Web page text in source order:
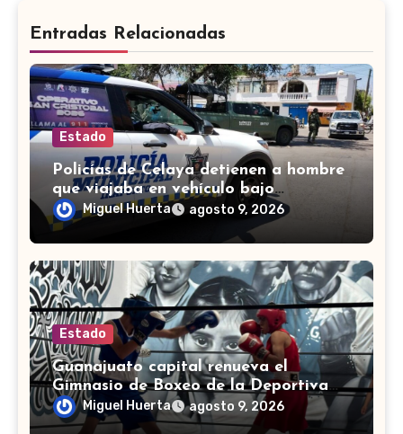
Entradas Relacionadas
Estado
Policías de Celaya detienen a hombre
que viajaba en vehículo bajo
investigación
Miguel Huerta agosto 9, 2026
Estado
Guanajuato capital renueva el
Gimnasio de Boxeo de la Deportiva
Torres Landa
Miguel Huerta agosto 9, 2026